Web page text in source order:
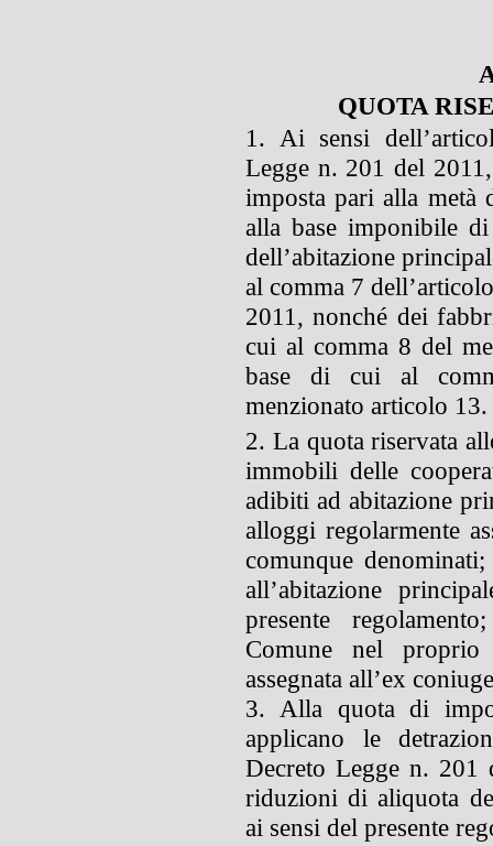
QUOTA
1. Ai sensi
Legge n. 201 del
imposta pari alla metà
alla base imponibile
dell’abitazione
al comma 7
2011, nonché dei
cui al comma 8 del
base di cui al
menzionato articolo 13.
2. La quota riservata
immobili delle
adibiti ad abitazione
alloggi regolarmente
comunque
all’abitazione
presente
Comune nel
assegnata all’ex
3. Alla quota di
applicano le
Decreto Legge n. 201
riduzioni di aliquota
ai sensi del presente